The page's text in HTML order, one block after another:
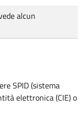
alcun
SPID (sistema
elettronica (CIE) o